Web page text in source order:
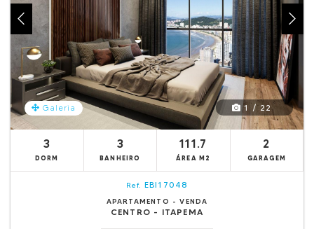
Galeria 1 / 22
3
DORM
3
BANHEIRO
111.7
ÁREA M2
2
GARAGEM
Ref. EBI17048
APARTAMENTO - VENDA
CENTRO - ITAPEMA